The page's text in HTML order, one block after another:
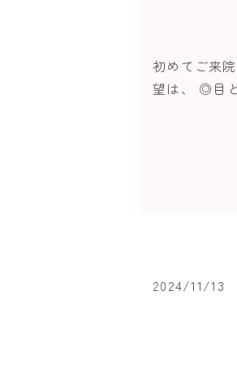
初めてご来
望は、 ◎目
2024/11/13